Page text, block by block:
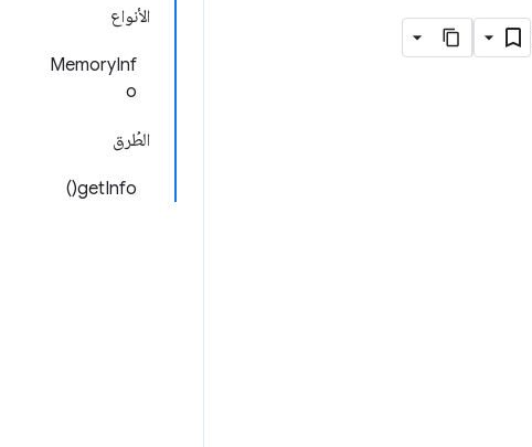
الأنواع
MemoryInf
o
الطُرق
getInfo()